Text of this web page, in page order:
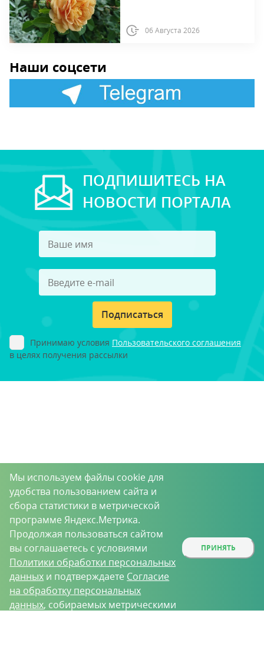
06 Августа 2026
Наши соцсети
ПОДПИШИТЕСЬ НА
НОВОСТИ ПОРТАЛА
Подписаться
Принимаю условия Пользовательского соглашения
в целях получения рассылки
Мы используем файлы cookie для
удобства пользованием сайта и
сбора статистики в метрической
программе Яндекс.Метрика.
Продолжая пользоваться сайтом
вы соглашаетесь с условиями
Политики обработки персональных
данных и подтверждаете Согласие
на обработку персональных
данных, собираемых метрическими
ПРИНЯТЬ